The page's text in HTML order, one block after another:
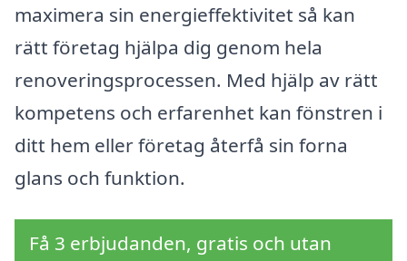
maximera sin energieffektivitet så kan
rätt företag hjälpa dig genom hela
renoveringsprocessen. Med hjälp av rätt
kompetens och erfarenhet kan fönstren i
ditt hem eller företag återfå sin forna
glans och funktion.
Få 3 erbjudanden, gratis och utan